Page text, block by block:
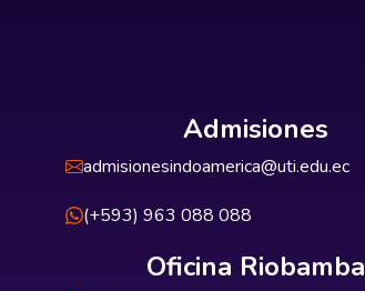
Admisiones
admisionesindoamerica@uti.edu.ec
(+593) 963 088 088
Oficina Riobamba